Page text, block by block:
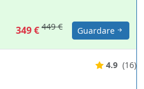
349 € 449 € Guardare
4.9 (16)